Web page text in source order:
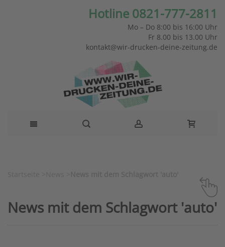
Hotline 0821-777-2811
Mo – Do 8:00 bis 16:00 Uhr
Fr 8.00 bis 13.00 Uhr
kontakt@wir-drucken-deine-zeitung.de
News mit dem Schlagwort 'auto'